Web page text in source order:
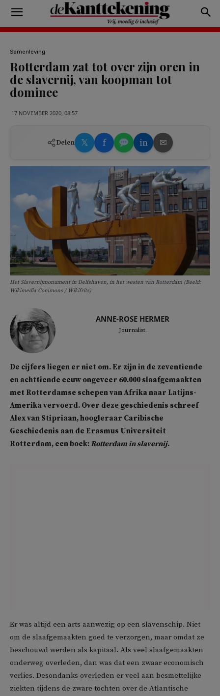
Samenleving
Rotterdam zat tot over zijn oren in
de slavernij, van koopman tot
dominee
17 NOVEMBER 2020, 08:57
Delen 𝕏 f in ✉
Het Slavernijmonument in Delfshaven, in het westen van Rotterdam (Beeld:
Wikimedia Commons / Wikifrits)
ANNE-ROSE HERMER
Journalist.
De cijfers liegen er niet om. Er zijn in de zeventiende
en achttiende eeuw ongeveer 60.000 slaafgemaakten
met Rotterdamse schepen van Afrika naar Latijns-
Amerika vervoerd. Over deze geschiedenis schreef
Alex van Stipriaan, hoogleraar Caribische
Geschiedenis aan de Erasmus Universiteit
Rotterdam, een boek:Rotterdam in slavernij.
Er was altijd een arts aanwezig op een slavenschip. Niet
om de slaafgemaakten goed te verzorgen, maar omdat ze
beschouwd werden als kapitaal. Als veel slaafgemaakten
onderweg overleden, dan was dat een zwaar economisch
verlies. Desondanks overleden er veel aan besmettelijke
ziekten tijdens de zware tochten over de Atlantische